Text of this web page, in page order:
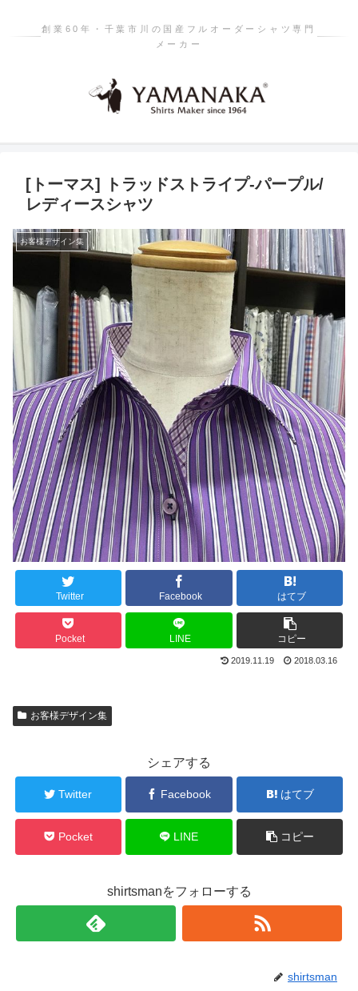
創業60年・千葉市川の国産フルオーダーシャツ専門
メーカー
[トーマス] トラッドストライプ-パープル/
レディースシャツ
お客様デザイン集
Twitter Facebook はてブ
Pocket LINE コピー
2019.11.19 2018.03.16
お客様デザイン集
シェアする
Twitter Facebook はてブ
Pocket LINE コピー
shirtsmanをフォローする
shirtsman